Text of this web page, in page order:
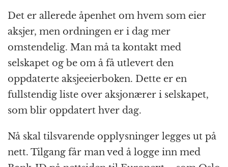
Det er allerede åpenhet om hvem som eier
aksjer, men ordningen er i dag mer
omstendelig. Man må ta kontakt med
selskapet og be om å få utlevert den
oppdaterte aksjeeierboken. Dette er en
fullstendig liste over aksjonærer i selskapet,
som blir oppdatert hver dag.
Nå skal tilsvarende opplysninger legges ut på
nett. Tilgang får man ved å logge inn med